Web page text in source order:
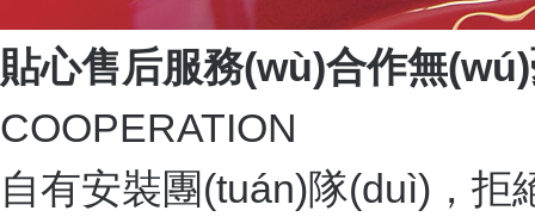
貼心售后服務(wù)合作無
COOPERATION
自有安裝團(tuán)隊(duì)，